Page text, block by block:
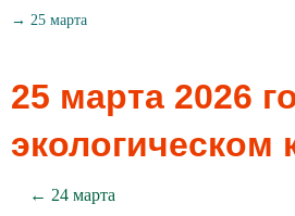
→ 25 марта
25 марта 2026
экологическом
← 24 марта